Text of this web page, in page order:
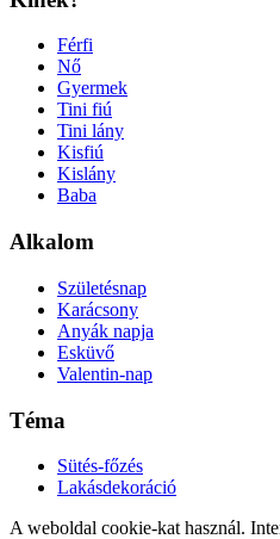
Férfi
Nő
Gyermek
Tini fiú
Tini lány
Kisfiú
Kislány
Baba
Alkalom
Születésnap
Karácsony
Anyák napja
Esküvő
Valentin-nap
Téma
Sütés-főzés
Lakásdekoráció
A weboldal cookie-kat használ.